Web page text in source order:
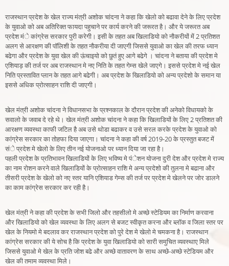
राजस्थान प्रदेश के खेल राज्य मंत्री अशोक चांदना ने कहा कि खेलो को बढावा देने के लिए प्रदेश
के युवाओ को अब अतिरिक्त फायदा पहुचाने पर कार्य करने की जरूरत है। और ये जरूरत अब
प्रदेश मंे कांग्रेस सरकार पुरी करेगी। इसी के तहत अब खिलाडियो को नौकरीयों में 2 प्रतिशत
अलग से आरक्षण की पाॅलिशी के तहत नौकरीया दी जाएगी जिससे युवाओ का खेल की तरफ ध्यान
बढेगा और प्रदेश के युवा खेल की ऊंचाइयो को छुतं हुए आगे बढेगे । चांदना ने बताया की प्रदेश मे
एशियाड़ की तर्ज पर अब राजस्थान मे नए निति के तहत गेम्स खेले जाएगे। इससे प्रदेश मे नई खेल
निति प्रस्तावित प्लान के तहत आगे बढेगी। अब प्रदेश के खिलाडियो को अन्य प्रदेशो के समान या
इससे अधिक प्रोत्साहन राशि दी जाएगी।
खेल मंत्री अशोक चांदना ने विधानसभा के प्रश्नकाल के दौरान प्रदेश की अनेको विधायको के
सवालो के जवाब दे रहे थे। खेल मंत्री अशोक चांदना ने कहा कि खिलाडियों के लिए 2 प्रतिशत की
आरक्षण व्यवस्था काफी जटिल है अब उसे थोडा बढाकर व उसे सरल करके प्रदेश के युवाओ को
कांग्रेस सरकार का तोहफा दिया जाएगा। चांदना ने कहा की वर्ष 2019-20 के प्रस्तुत बजट में
संे प्रदेश मे खेलो के लिए तीन नई योजनाओ पर ध्यान दिया जा रहा है।
पहली प्रदेश के प्रतिभावन खिलाडियों के लिए भविष्य मे पंेशन योजना दुरी देश और प्रदेश मे राज्य
का नाम रोशन करने वाले खिलाडियों के प्रोत्साहन राशि मे अन्य प्रदेशो की तुलना मे बढाना और
तीसरी प्रदेश के खेलो को नए स्तर यानि एशियाड गेम्स की तर्ज पर प्रदेश मे खेलने पर जोर डालने
का काम कांग्रेस सरकार कर रही है।
खेल मंत्री ने कहा की प्रदेश के सभी जिलो और तहसीलो मे अच्छे स्टेडियम का निर्माण करवाना
और खिलाडियो को खेल व्यवस्था के लिए अलग से बजट स्वीकृत करना और ब्लाॅक व जिला स्तर पर
खेल के नियमो मे बदलाव कर राजस्थान प्रदेश को पुरे देश मे खेलो मे चमकना है। राजस्थान
कांग्रेस सरकार की ये सोच है कि प्रदेश के युवा खिलाडियो को सारी समुचित व्यवस्थाए मिले
जिससे युवाओ मे खेल के प्रति जोश बढे और अच्छे वातावरण के साथ अच्छे-अच्छे स्टेडियम और
खेल की तमाम व्यवस्था मिले।